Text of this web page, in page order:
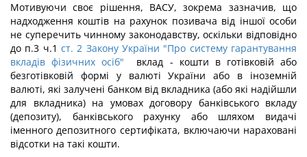
Мотивуючи своє рішення, ВАСУ, зокрема зазначив, що
надходження коштів на рахунок позивача від іншої особи
не суперечить чинному законодавству, оскільки відповідно
до п.3 ч.1 ст. 2 Закону України "Про систему гарантування
вкладів фізичних осіб" вклад - кошти в готівковій або
безготівковій формі у валюті України або в іноземній
валюті, які залучені банком від вкладника (або які надійшли
для вкладника) на умовах договору банківського вкладу
(депозиту), банківського рахунку або шляхом видачі
іменного депозитного сертифіката, включаючи нараховані
відсотки на такі кошти.